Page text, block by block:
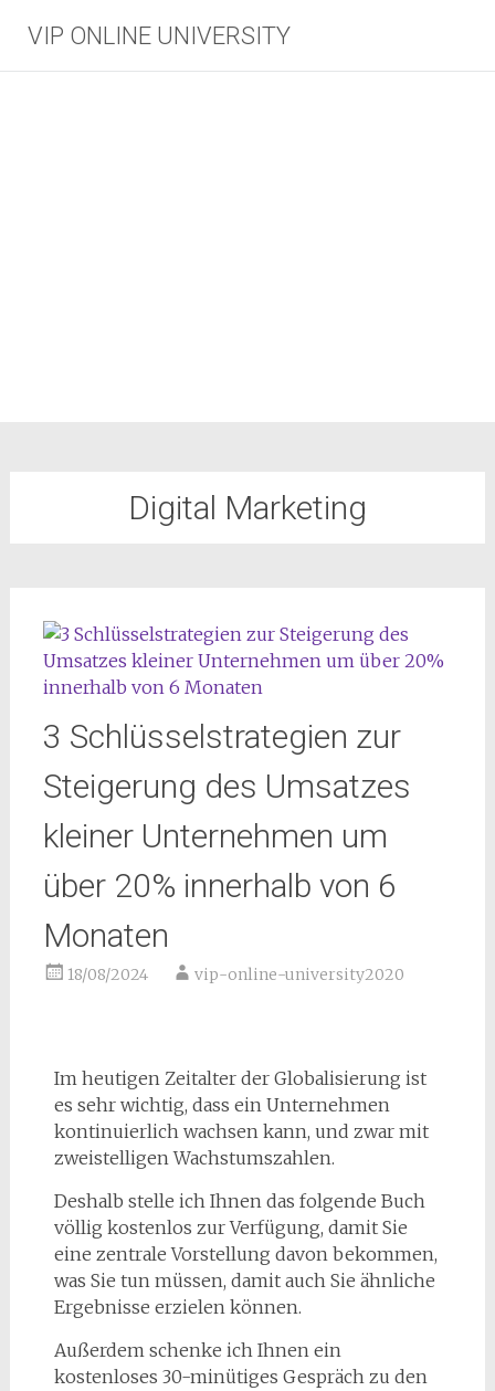
VIP ONLINE UNIVERSITY
Digital Marketing
3 Schlüsselstrategien zur
Steigerung des Umsatzes
kleiner Unternehmen um
über 20% innerhalb von 6
Monaten
18/08/2024 vip-online-university2020
Im heutigen Zeitalter der Globalisierung ist
es sehr wichtig, dass ein Unternehmen
kontinuierlich wachsen kann, und zwar mit
zweistelligen Wachstumszahlen.
Deshalb stelle ich Ihnen das folgende Buch
völlig kostenlos zur Verfügung, damit Sie
eine zentrale Vorstellung davon bekommen,
was Sie tun müssen, damit auch Sie ähnliche
Ergebnisse erzielen können.
Außerdem schenke ich Ihnen ein
kostenloses 30-minütiges Gespräch zu den